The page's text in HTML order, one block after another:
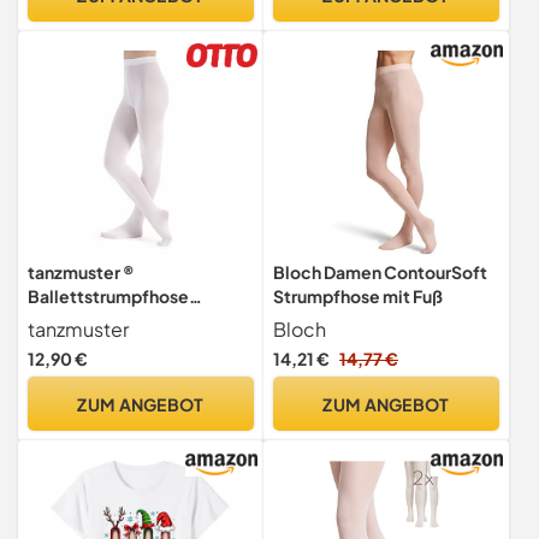
Ballett Ballettbodyin
Schmuck Geschenk
tanzmuster ®
Ballettstrumpfhose
Mädchen - Lena - kein
Kratzen und Rutschen,
äußerst strapazierfähig
Strumpfhose fürs Kinder
tanzmuster
12,90 €
ZUM ANGEBOT
Bloch Damen ContourSoft
Strumpfhose mit Fuß
Bloch
14,21 € 14,77 €
ZUM ANGEBOT